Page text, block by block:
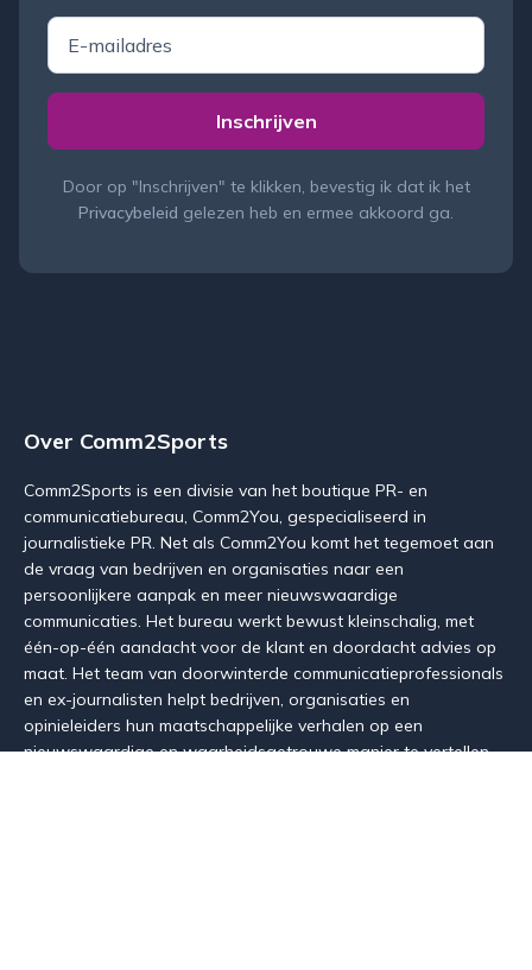
E
m
a
Inschrijven
Door op "Inschrijven" te klikken, bevestig ik dat ik het
Privacybeleid gelezen heb en ermee akkoord ga.
Over Comm2Sports
Comm2Sports is een divisie van het boutique PR- en
communicatiebureau, Comm2You, gespecialiseerd in
journalistieke PR. Net als Comm2You komt het tegemoet aan
de vraag van bedrijven en organisaties naar een
persoonlijkere aanpak en meer nieuwswaardige
communicaties. Het bureau werkt bewust kleinschalig, met
één-op-één aandacht voor de klant en doordacht advies op
maat. Het team van doorwinterde communicatieprofessionals
en ex-journalisten helpt bedrijven, organisaties en
opinieleiders hun maatschappelijke verhalen op een
nieuwswaardige en waarheidsgetrouwe manier te vertellen.